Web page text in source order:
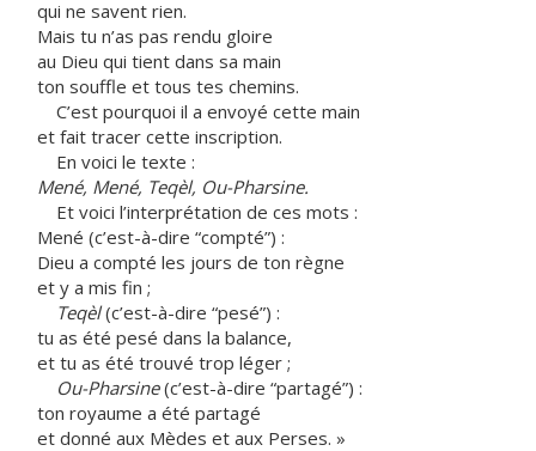
qui ne savent rien.
Mais tu n’as pas rendu gloire
au Dieu qui tient dans sa main
ton souffle et tous tes chemins.
C’est pourquoi il a envoyé cette main
et fait tracer cette inscription.
En voici le texte :
Mené, Mené, Teqèl, Ou-Pharsine.
Et voici l’interprétation de ces mots :
Mené (c’est-à-dire “compté”) :
Dieu a compté les jours de ton règne
et y a mis fin ;
Teqèl(c’est-à-dire “pesé”) :
tu as été pesé dans la balance,
et tu as été trouvé trop léger ;
Ou-Pharsine(c’est-à-dire “partagé”) :
ton royaume a été partagé
et donné aux Mèdes et aux Perses. »